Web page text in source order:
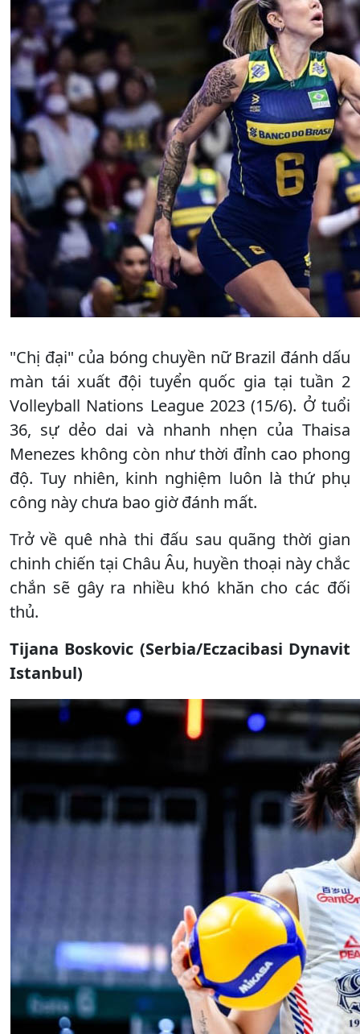
"Chị đại" của bóng chuyền nữ Brazil đánh dấu
màn tái xuất đội tuyển quốc gia tại tuần 2
Volleyball Nations League 2023 (15/6). Ở tuổi
36, sự dẻo dai và nhanh nhẹn của Thaisa
Menezes không còn như thời đỉnh cao phong
độ. Tuy nhiên, kinh nghiệm luôn là thứ phụ
công này chưa bao giờ đánh mất.
Trở về quê nhà thi đấu sau quãng thời gian
chinh chiến tại Châu Âu, huyền thoại này chắc
chắn sẽ gây ra nhiều khó khăn cho các đối
thủ.
Tijana Boskovic (Serbia/Eczacibasi Dynavit
Istanbul)